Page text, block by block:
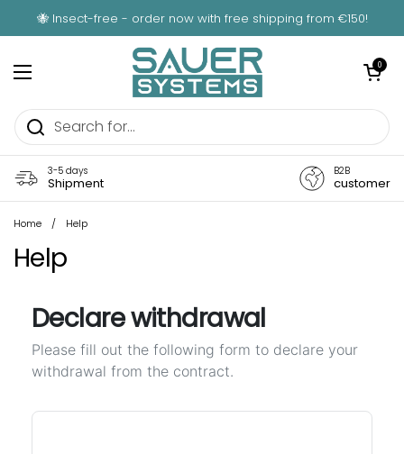
🐝 Insect-free - order now with free shipping from €150!
Open menu
Open
0
3-5 days
Shipment
B2B
customer
Home / Help
Help
Declare withdrawal
Please fill out the following form to declare your
withdrawal from the contract.